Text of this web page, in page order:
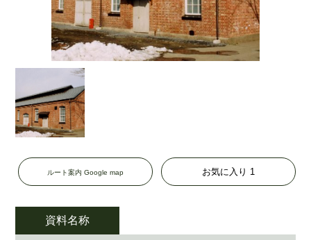
ルート案内 Google map
資料名称
お気に入り 1